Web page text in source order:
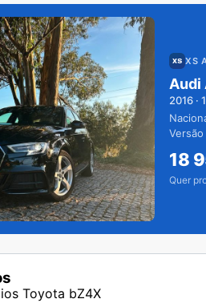
XS
Audi
2016 ·
18
Quer
Toyota bZ4X